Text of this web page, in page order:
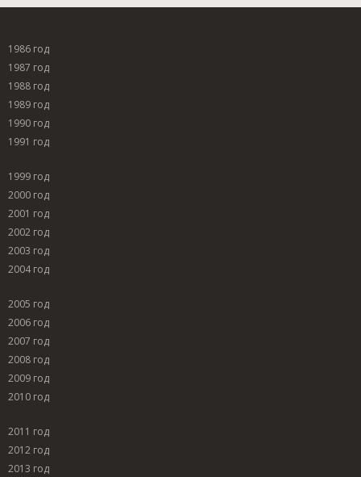
1986 год
1987 год
1988 год
1989 год
1990 год
1991 год
1999 год
2000 год
2001 год
2002 год
2003 год
2004 год
2005 год
2006 год
2007 год
2008 год
2009 год
2010 год
2011 год
2012 год
2013 год